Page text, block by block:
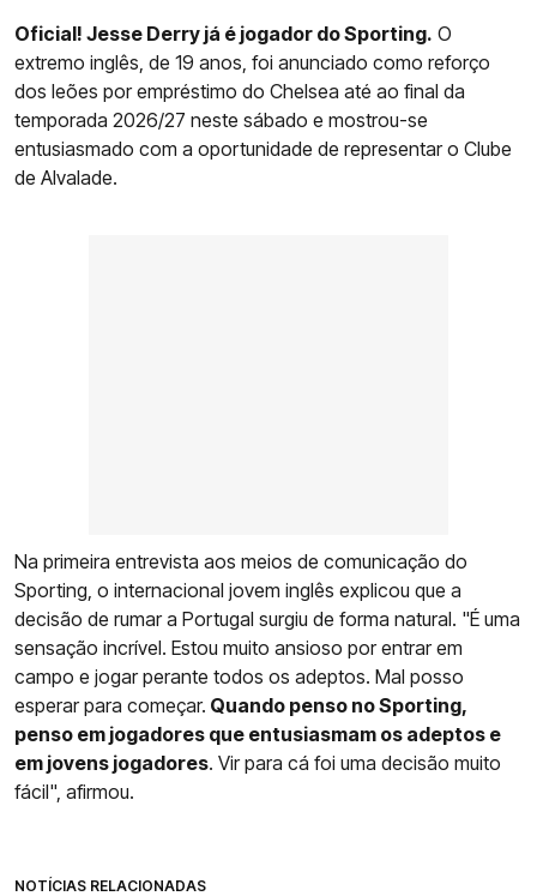
Oficial! Jesse Derry já é jogador do Sporting. O
extremo inglês, de 19 anos, foi anunciado como reforço
dos leões por empréstimo do Chelsea até ao final da
temporada 2026/27 neste sábado e mostrou-se
entusiasmado com a oportunidade de representar o Clube
de Alvalade.
Na primeira entrevista aos meios de comunicação do
Sporting, o internacional jovem inglês explicou que a
decisão de rumar a Portugal surgiu de forma natural. "É uma
sensação incrível. Estou muito ansioso por entrar em
campo e jogar perante todos os adeptos. Mal posso
esperar para começar. Quando penso no Sporting,
penso em jogadores que entusiasmam os adeptos e
em jovens jogadores. Vir para cá foi uma decisão muito
fácil", afirmou.
NOTÍCIAS RELACIONADAS